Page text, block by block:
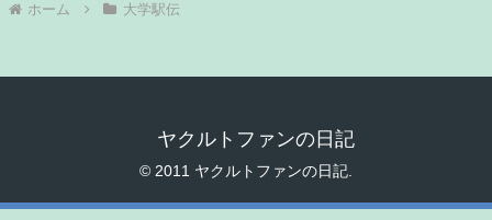
ホーム 大学駅伝
ヤクルトファンの日記
© 2011 ヤクルトファンの日記.